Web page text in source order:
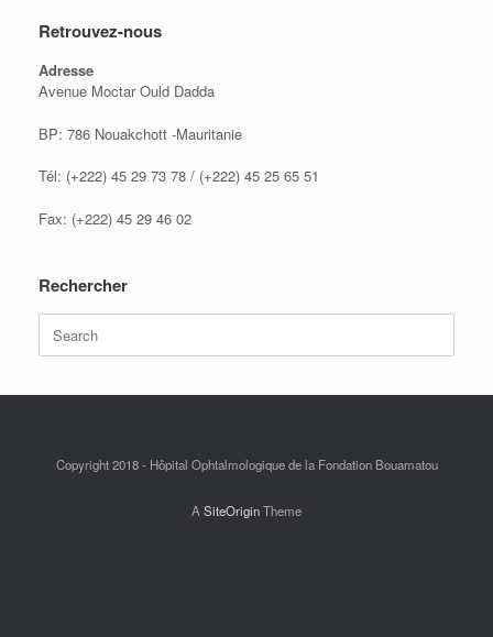
Retrouvez-nous
Adresse
Avenue Moctar Ould Dadda
BP: 786 Nouakchott -Mauritanie
Tél: (+222) 45 29 73 78 / (+222) 45 25 65 51
Fax: (+222) 45 29 46 02
Rechercher
Search
for:
Copyright 2018 - Hôpital Ophtalmologique de la Fondation Bouamatou
A SiteOriginTheme